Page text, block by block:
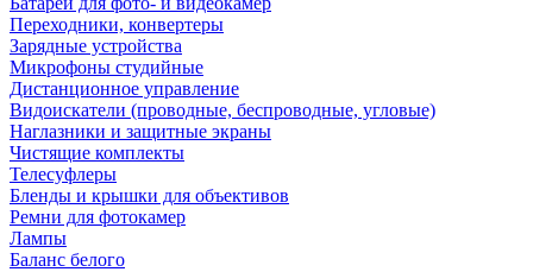
Переходники, конвертеры
Зарядные устройства
Микрофоны студийные
Дистанционное управление
Видоискатели (проводные, беспроводные, угловые)
Наглазники и защитные экраны
Чистящие комплекты
Телесуфлеры
Бленды и крышки для объективов
Ремни для фотокамер
Лампы
Баланс белого